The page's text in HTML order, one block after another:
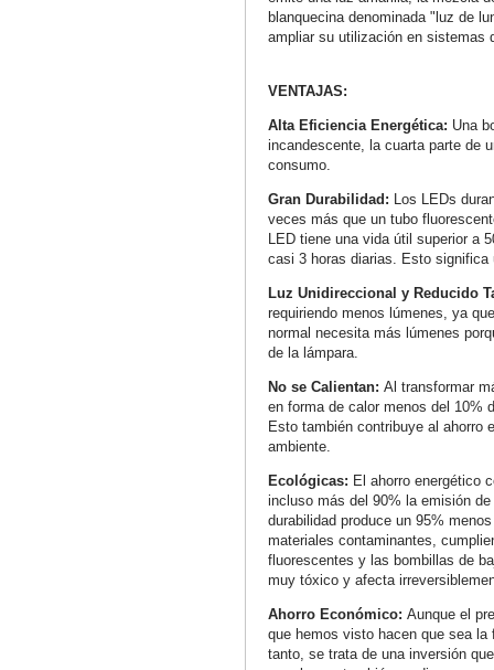
blanquecina denominada "luz de
ampliar su utilización en sistemas
VENTAJAS:
Alta Eficiencia Energética: Una
incandescente, la cuarta parte de
consumo.
Gran Durabilidad: Los LEDs
veces más que un tubo
LED tiene una vida útil superior a
casi 3 horas diarias. Esto significa
Luz Unidireccional y Reducido
requiriendo menos lúmenes, ya
normal necesita más lúmenes
de la lámpara.
No se Calientan: Al transformar
en forma de calor menos del 10%
Esto también contribuye al ahorro
ambiente.
Ecológicas: El ahorro energético
incluso más del 90% la emisión
durabilidad produce un 95%
materiales contaminantes,
fluorescentes y las bombillas de
muy tóxico y afecta
Ahorro Económico: Aunque el
que hemos visto hacen que sea
tanto, se trata de una inversión